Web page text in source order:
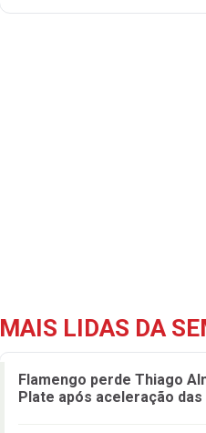
MAIS LIDAS DA
Flamengo perde Thiago
Plate após aceleração